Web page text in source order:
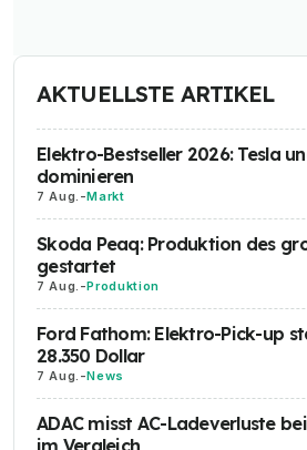
AKTUELLSTE ARTIKEL
Elektro-Bestseller 2026: Tesla
dominieren
7 Aug. -Markt
Skoda Peaq: Produktion des
gestartet
7 Aug. -Produktion
Ford Fathom: Elektro-Pick-up
28.350 Dollar
7 Aug. -News
ADAC misst AC-Ladeverluste
im Vergleich